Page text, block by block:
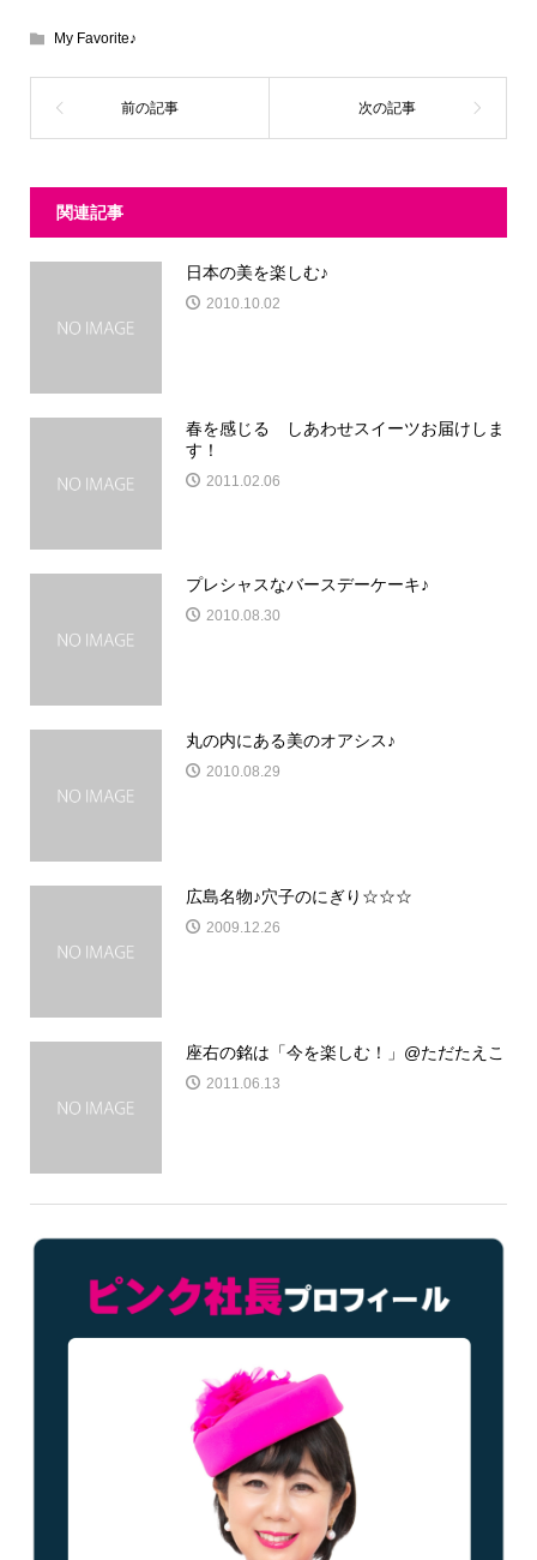
My Favorite♪
関連記事
日本の美を楽しむ♪
2010.10.02
春を感じる しあわせスイーツお届けしま
す！
2011.02.06
プレシャスなバースデーケーキ♪
2010.08.30
丸の内にある美のオアシス♪
2010.08.29
広島名物♪穴子のにぎり☆☆☆
2009.12.26
座右の銘は「今を楽しむ！」@ただたえこ
2011.06.13